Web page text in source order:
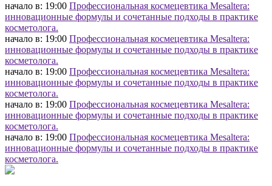
начало в: 19:00 Профессиональная космецевтика Mesaltera:
инновационные формулы и сочетанные подходы в практике
косметолога.
начало в: 19:00 Профессиональная космецевтика Mesaltera:
инновационные формулы и сочетанные подходы в практике
косметолога.
начало в: 19:00 Профессиональная космецевтика Mesaltera:
инновационные формулы и сочетанные подходы в практике
косметолога.
начало в: 19:00 Профессиональная космецевтика Mesaltera:
инновационные формулы и сочетанные подходы в практике
косметолога.
начало в: 19:00 Профессиональная космецевтика Mesaltera:
инновационные формулы и сочетанные подходы в практике
косметолога.